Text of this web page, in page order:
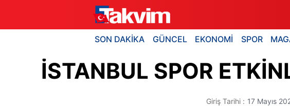
SON DAKİKA GÜNCEL EKONOMİ SPOR
İSTANBUL SPOR
Giriş Tarihi : 17 Mayıs